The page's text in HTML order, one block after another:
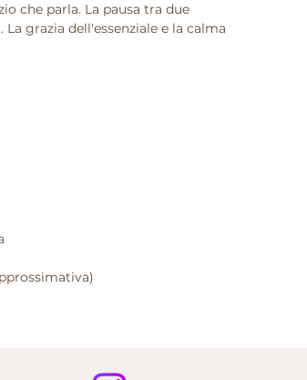
che parla. La pausa tra due
grazia dell'essenziale e la calma